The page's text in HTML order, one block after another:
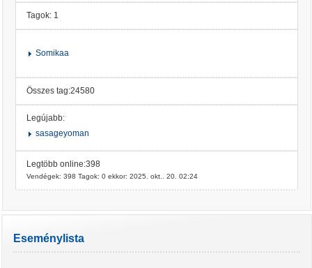
Tagok: 1
Somikaa
Összes tag:24580
Legújabb:
sasageyoman
Legtöbb online:398
Vendégek: 398 Tagok: 0 ekkor: 2025. okt.. 20. 02:24
Eseménylista